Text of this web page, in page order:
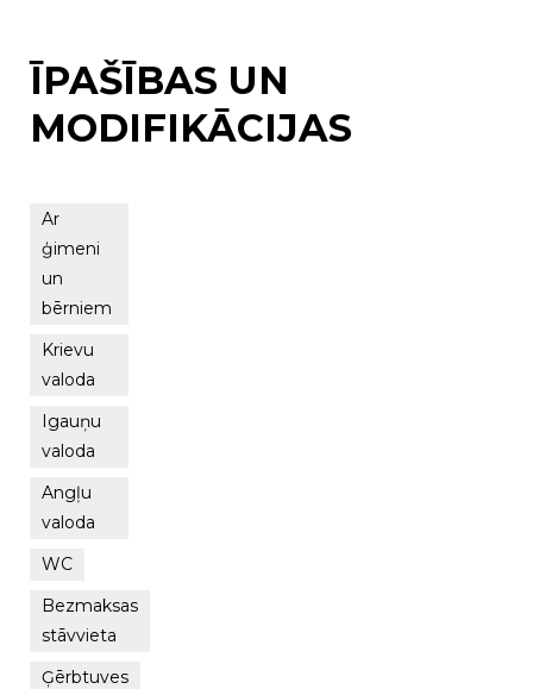
ĪPAŠĪBAS UN
MODIFIKĀCIJAS
Ar
ģimeni
un
bērniem
Krievu
valoda
Igauņu
valoda
Angļu
valoda
WC
Bezmaksas
stāvvieta
Ģērbtuves